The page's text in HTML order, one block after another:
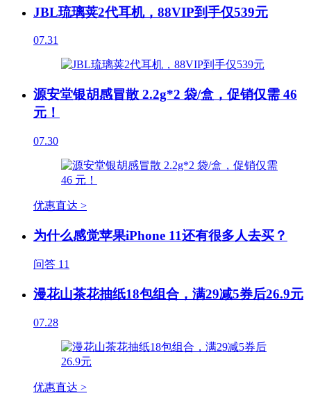
JBL琉璃荚2代耳机，88VIP到手仅539元
07.31
源安堂银胡感冒散 2.2g*2 袋/盒，促销仅需 46
元！
07.30
优惠直达 >
为什么感觉苹果iPhone 11还有很多人去买？
问答 11
漫花山茶花抽纸18包组合，满29减5券后26.9元
07.28
优惠直达 >